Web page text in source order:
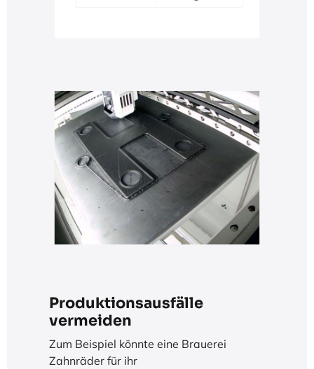
Produktionsausfälle
vermeiden
Zum Beispiel könnte eine Brauerei
Zahnräder für ihr